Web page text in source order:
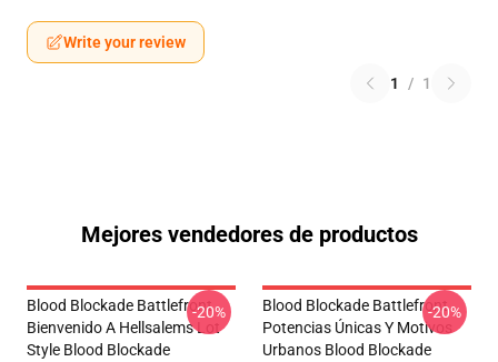
Write your review
1 / 1
Mejores vendedores de productos
Blood Blockade Battlefront
Bienvenido A Hellsalems Lot
Style Blood Blockade
-20%
Blood Blockade Battlefront
Potencias Únicas Y Motivos
Urbanos Blood Blockade
-20%